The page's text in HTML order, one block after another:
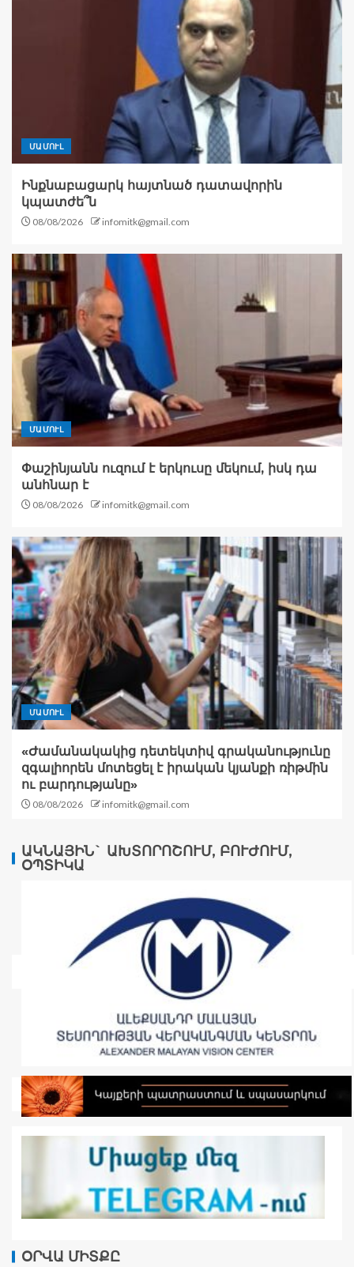
ՄԱՄՈՒԼ
Ինքնաբացարկ հայտնած դատավորին
կպատժե՞ն
08/08/2026 infomitk@gmail.com
ՄԱՄՈՒԼ
Փաշինյանն ուզում է երկուսը մեկում, իսկ դա
անհնար է
08/08/2026 infomitk@gmail.com
ՄԱՄՈՒԼ
«Ժամանակակից դետեկտիվ գրականությունը
զգալիորեն մոտեցել է իրական կյանքի ռիթմին
ու բարդությանը»
08/08/2026 infomitk@gmail.com
ԱԿՆԱՅԻՆ` ԱԽՏՈՐՈՇՈՒՄ, ԲՈՒԺՈՒՄ,
ՕՊՏԻԿԱ
ՕՐՎԱ ՄԻՏՔԸ